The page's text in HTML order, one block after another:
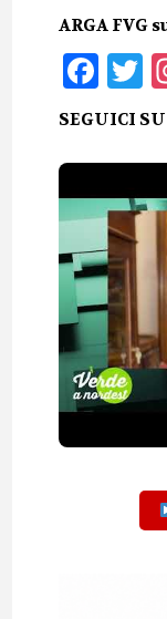
ARGA FVG
SEGUICI